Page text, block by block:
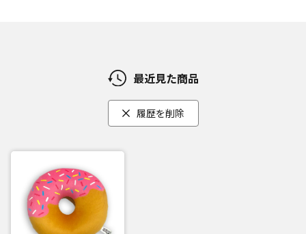
最近見た商品
履歴を削除